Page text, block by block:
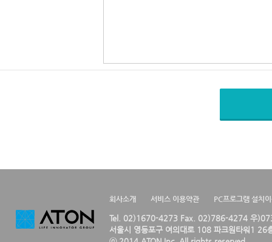
회사소개 서비스 이용약관 PC프로그램 설치
Tel. 02)1670-4273 Fax. 02)786-4274 우
서울시 영등포구 여의대로 108 파크원타워1 26